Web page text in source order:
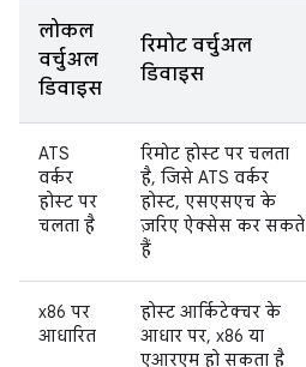
लोकल
वर्चुअल
डिवाइस
रिमोट वर्चुअल
डिवाइस
ATS
वर्कर
होस्ट पर
चलता है
रिमोट होस्ट पर चलता
है, जिसे ATS वर्कर
होस्ट, एसएसएच के
ज़रिए ऐक्सेस कर सकते
हैं
x86 पर
आधारित
होस्ट आर्किटेक्चर के
आधार पर, x86 या
एआरएम हो सकता है